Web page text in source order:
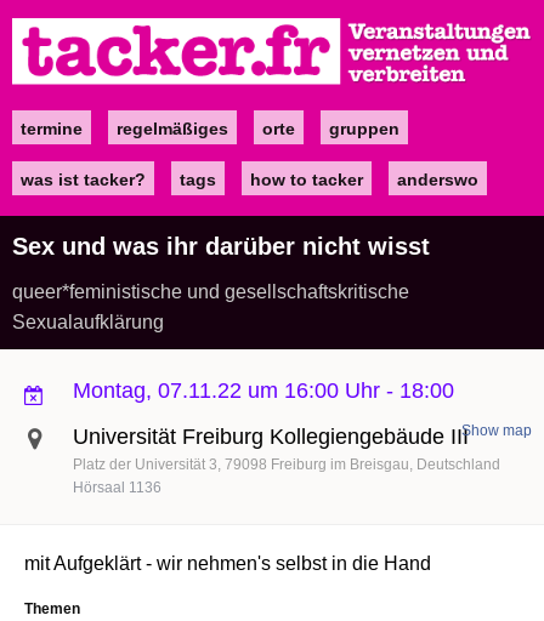
zum
Inhalt
Maintermine regelmäßiges orte gruppen
was ist tacker? tags how to tacker anderswo
Sex und was ihr darüber nicht wisst
queer*feministische und gesellschaftskritische
Sexualaufklärung
Montag, 07.11.22 um 16:00 Uhr - 18:00
Universität Freiburg Kollegiengebäude III
Platz der Universität 3 79098 Freiburg im Breisgau Deutschland
Show map
Hörsaal 1136
mit Aufgeklärt - wir nehmen's selbst in die Hand
Themen